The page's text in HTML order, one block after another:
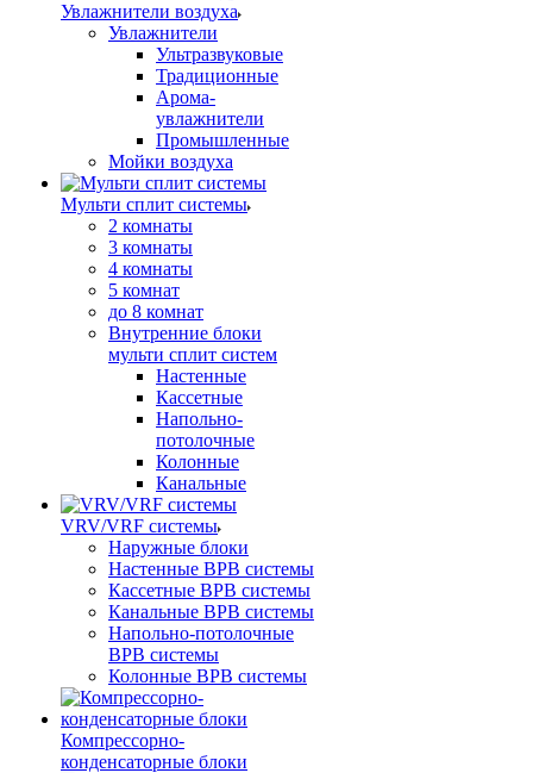
Увлажнители воздуха
Увлажнители
Ультразвуковые
Традиционные
Арома-
увлажнители
Промышленные
Мойки воздуха
Мульти сплит системы
2 комнаты
3 комнаты
4 комнаты
5 комнат
до 8 комнат
Внутренние блоки
мульти сплит систем
Настенные
Кассетные
Напольно-
потолочные
Колонные
Канальные
VRV/VRF системы
Наружные блоки
Настенные ВРВ системы
Кассетные ВРВ системы
Канальные ВРВ системы
Напольно-потолочные
ВРВ системы
Колонные ВРВ системы
Компрессорно-
конденсаторные блоки